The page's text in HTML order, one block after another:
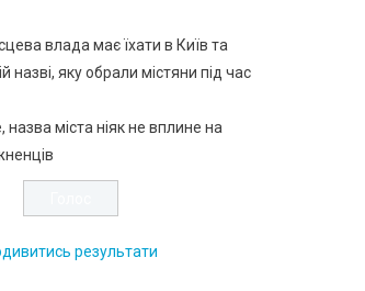
влада має їхати в Київ та
назві, яку обрали містяни під час
міста ніяк не вплине на
результати